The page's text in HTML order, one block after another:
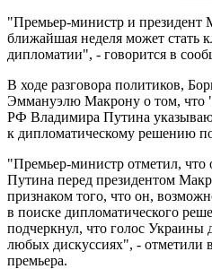
"Премьер-министр и президент
ближайшая неделя может стать
дипломатии", - говорится в
В ходе разговора политиков,
Эммануэлю Макрону о том, что
РФ Владимира Путина
к дипломатическому решению
"Премьер-министр отметил, что
Путина перед президентом
признаком того, что он,
в поиске дипломатического
подчеркнул, что голос
любых дискуссиях", - отметили
премьера.